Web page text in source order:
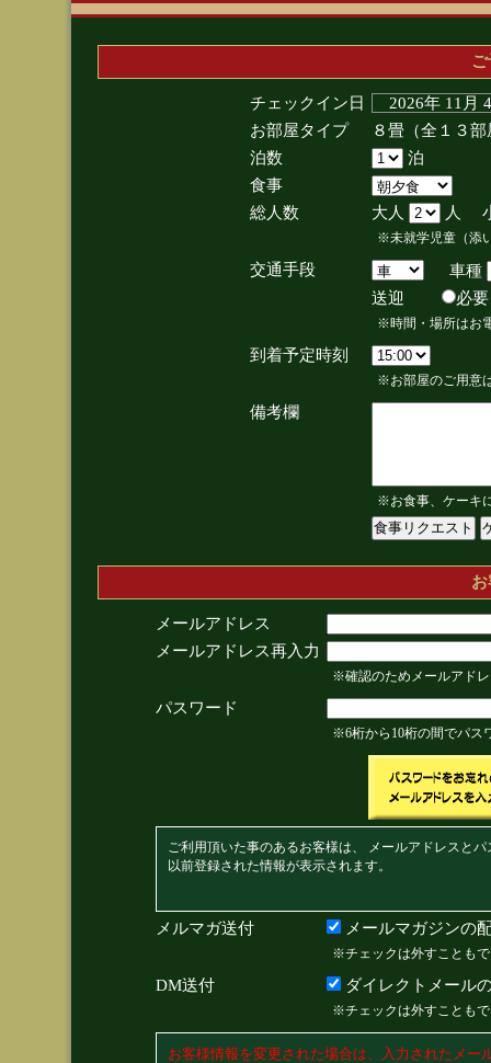
チェックイン日
2026年 11
お部屋タイプ
８畳（全１３
泊数
泊
食事
総人数
大人 人
※未就学児童（添
交通手段
車種
送迎
※時間・場所はお
到着予定時刻
※お部屋のご用意
備考欄
※お食事、ケーキ
メールアドレス
メールアドレス再入力
※確認のためメールアド
パスワード
※6桁から10桁の間でパス
ご利用頂いた事のあるお客様は、 メールアドレスと
以前登録された情報が表示されます。
メルマガ送付 メールマガジンの
※チェックは外すことも
DM送付 ダイレクトメール
※チェックは外すことも
お客様情報を変更された場合は、入力されたメ